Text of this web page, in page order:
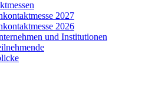
2027
2026
und Institutionen